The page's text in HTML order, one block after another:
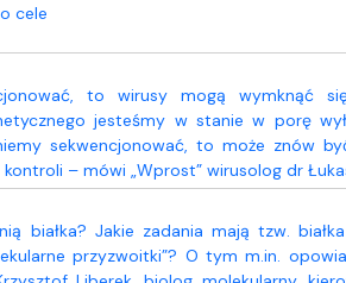
cele
to wirusy mogą wymknąć
jesteśmy w stanie w porę
sekwencjonować, to może znów
– mówi „Wprost” wirusolog dr
białka? Jakie zadania mają tzw.
przyzwoitki”? O tym m.in.